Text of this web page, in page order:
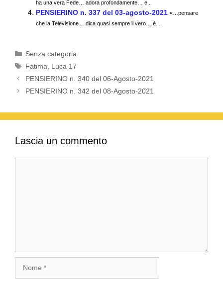
o
k
p
ha una vera Fede… adora profondamente… e...
PENSIERINO n. 337 del 03-agosto-2021 «…pensare
che la Televisione… dica quasi sempre il vero… è...
Categorie
Senza categoria
Tag
Fatima, Luca 17
PENSIERINO n. 340 del 06-Agosto-2021
PENSIERINO n. 342 del 08-Agosto-2021
Lascia un commento